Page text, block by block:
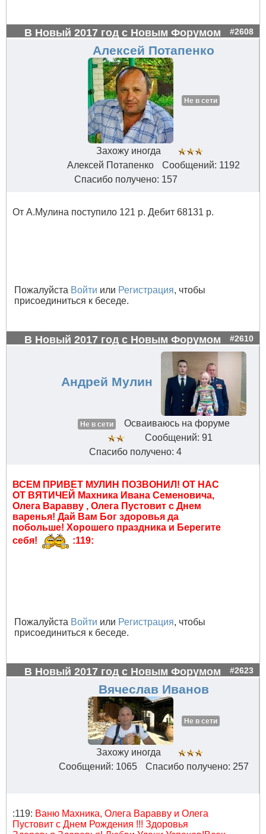
В Новый 2017 год с Новым Форумом #2608
Алексей Потапенко
Не в сети
Захожу иногда
Алексей Потапенко
Сообщений: 1192
Спасибо получено: 157
От А.Мулина поступило 121 р. Дебит 68131 р.
Пожалуйста Войти или Регистрация, чтобы
присоединиться к беседе.
В Новый 2017 год с Новым Форумом #2610
Андрей Мулин
Не в сети
Осваиваюсь на форуме
Сообщений: 91
Спасибо получено: 4
ВСЕМ ПРИВЕТ МУЛИН ПОЗВОНИЛ! ОТ НАС
ОТ ВЯТИЧЕЙ Махника Ивана Семеновича,
Олега Варавву , Олега Пустовит с Днем
варенья! Дай Вам Бог здоровья да
побольше! Хорошего праздника и Берегите
себя!
:119:
Пожалуйста Войти или Регистрация, чтобы
присоединиться к беседе.
В Новый 2017 год с Новым Форумом #2623
Вячеслав Иванов
Не в сети
Захожу иногда
Сообщений: 1065
Спасибо получено: 257
:119: Ваню Махника, Олега Варавву и Олега
Пустовит с Днем Рождения !!! Здоровья